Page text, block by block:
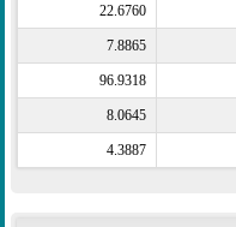
22.6760
7.8865
96.9318
8.0645
4.3887